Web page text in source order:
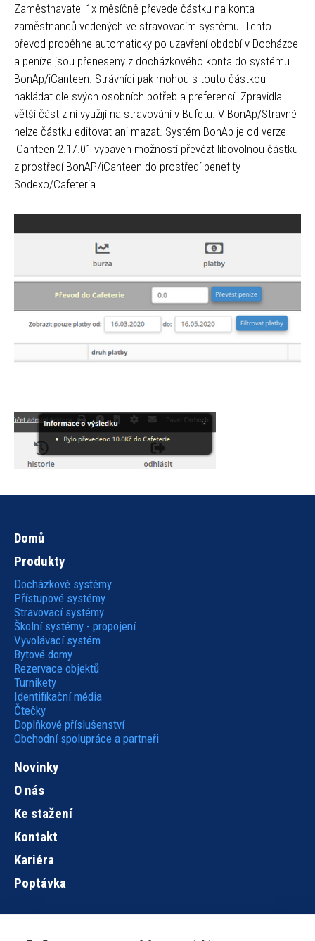
Zaměstnavatel 1x měsíčně převede částku na konta
zaměstnanců vedených ve stravovacím systému. Tento
převod proběhne automaticky po uzavření období v Docházce
a peníze jsou přeneseny z docházkového konta do systému
BonAp/iCanteen. Strávníci pak mohou s touto částkou
nakládat dle svých osobních potřeb a preferencí. Zpravidla
větší část z ní využijí na stravování v Bufetu. V BonAp/Stravné
nelze částku editovat ani mazat. Systém BonAp je od verze
iCanteen 2.17.01 vybaven možností převézt libovolnou částku
z prostředí BonAP/iCanteen do prostředí benefity
Sodexo/Cafeteria.
Hlavní
navigace
Domů
Produkty
Docházkové systémy
Přístupové systémy
Stravovací systémy
Školní systémy - propojení
Vyvolávací systém
Bytové domy
Rezervace objektů
Turnikety
Identifikační média
Čtečky
Doplňkové příslušenství
Obchodní spolupráce a partneři
Novinky
O nás
Ke stažení
Kontakt
Kariéra
Poptávka